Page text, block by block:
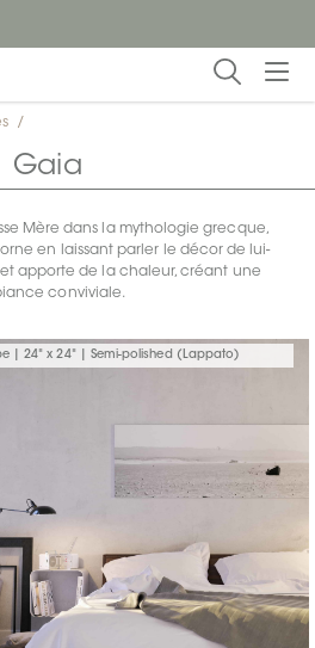
Trouver
un
/
Gaia
Mère dans la mythologie grecque,
en laissant parler le décor de lui-
et apporte de la chaleur, créant une
conviviale.
| 24" x 24" | Semi-polished (Lappato)